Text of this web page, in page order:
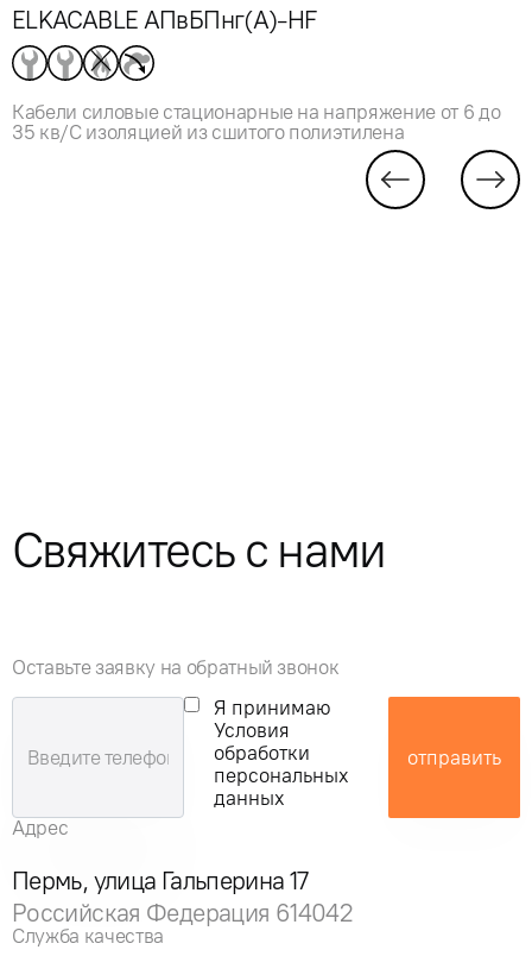
ELKACABLE АПвБПнг(А)-HF
Кабели силовые стационарные на напряжение от 6 до
35 кв/С изоляцией из сшитого полиэтилена
Свяжитесь с нами
Оставьте заявку на обратный звонок
Я принимаю
Условия
обработки
персональных
данных
отправить
Адрес
Пермь, улица Гальперина 17
Российская Федерация 614042
Служба качества